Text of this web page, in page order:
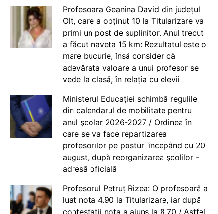
Profesoara Geanina David din județul
Olt, care a obținut 10 la Titularizare va
primi un post de suplinitor. Anul trecut
a făcut naveta 15 km: Rezultatul este o
mare bucurie, însă consider că
adevărata valoare a unui profesor se
vede la clasă, în relația cu elevii
Ministerul Educației schimbă regulile
din calendarul de mobilitate pentru
anul școlar 2026-2027 / Ordinea în
care se va face repartizarea
profesorilor pe posturi începând cu 20
august, după reorganizarea școlilor -
adresă oficială
Profesorul Petruț Rizea: O profesoară a
luat nota 4.90 la Titularizare, iar după
contestații nota a ajuns la 8.70 / Astfel